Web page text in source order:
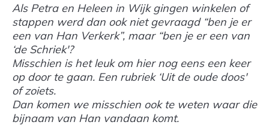
Als Petra en Heleen in Wijk gingen winkelen of
stappen werd dan ook niet gevraagd “ben je er
een van Han Verkerk”, maar “ben je er een van
‘de Schriek'?
Misschien is het leuk om hier nog eens een keer
op door te gaan. Een rubriek ‘Uit de oude doos'
of zoiets.
Dan komen we misschien ook te weten waar die
bijnaam van Han vandaan komt.